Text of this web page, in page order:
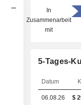
In
Zusammenarbeit
mit
5-Tages-
Datum
06.08.26 $